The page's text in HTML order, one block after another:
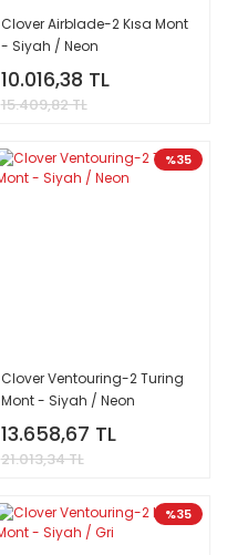
Clover Airblade-2 Kısa Mont
- Siyah / Neon
10.016,38 TL
15.409,82 TL
%35
Clover Ventouring-2 Turing
Mont - Siyah / Neon
13.658,67 TL
21.013,34 TL
%35